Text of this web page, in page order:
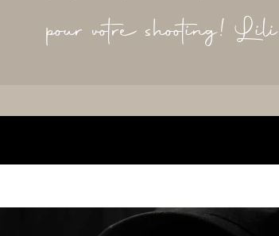
pour votre shooting! Lili